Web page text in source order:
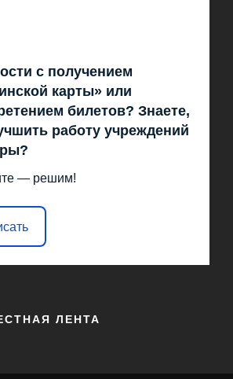
с получением
карты» или
билетов? Знаете,
работу учреждений
— решим!
ЛЕНТА